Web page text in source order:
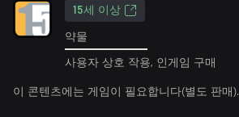
15세 이상
약물
사용자 상호 작용, 인게임 구매
이 콘텐츠에는 게임이 필요합니다(별도 판매).